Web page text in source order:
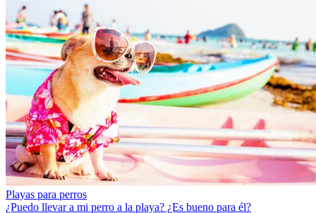
Playas para perros
¿Puedo llevar a mi perro a la playa? ¿Es bueno para él?